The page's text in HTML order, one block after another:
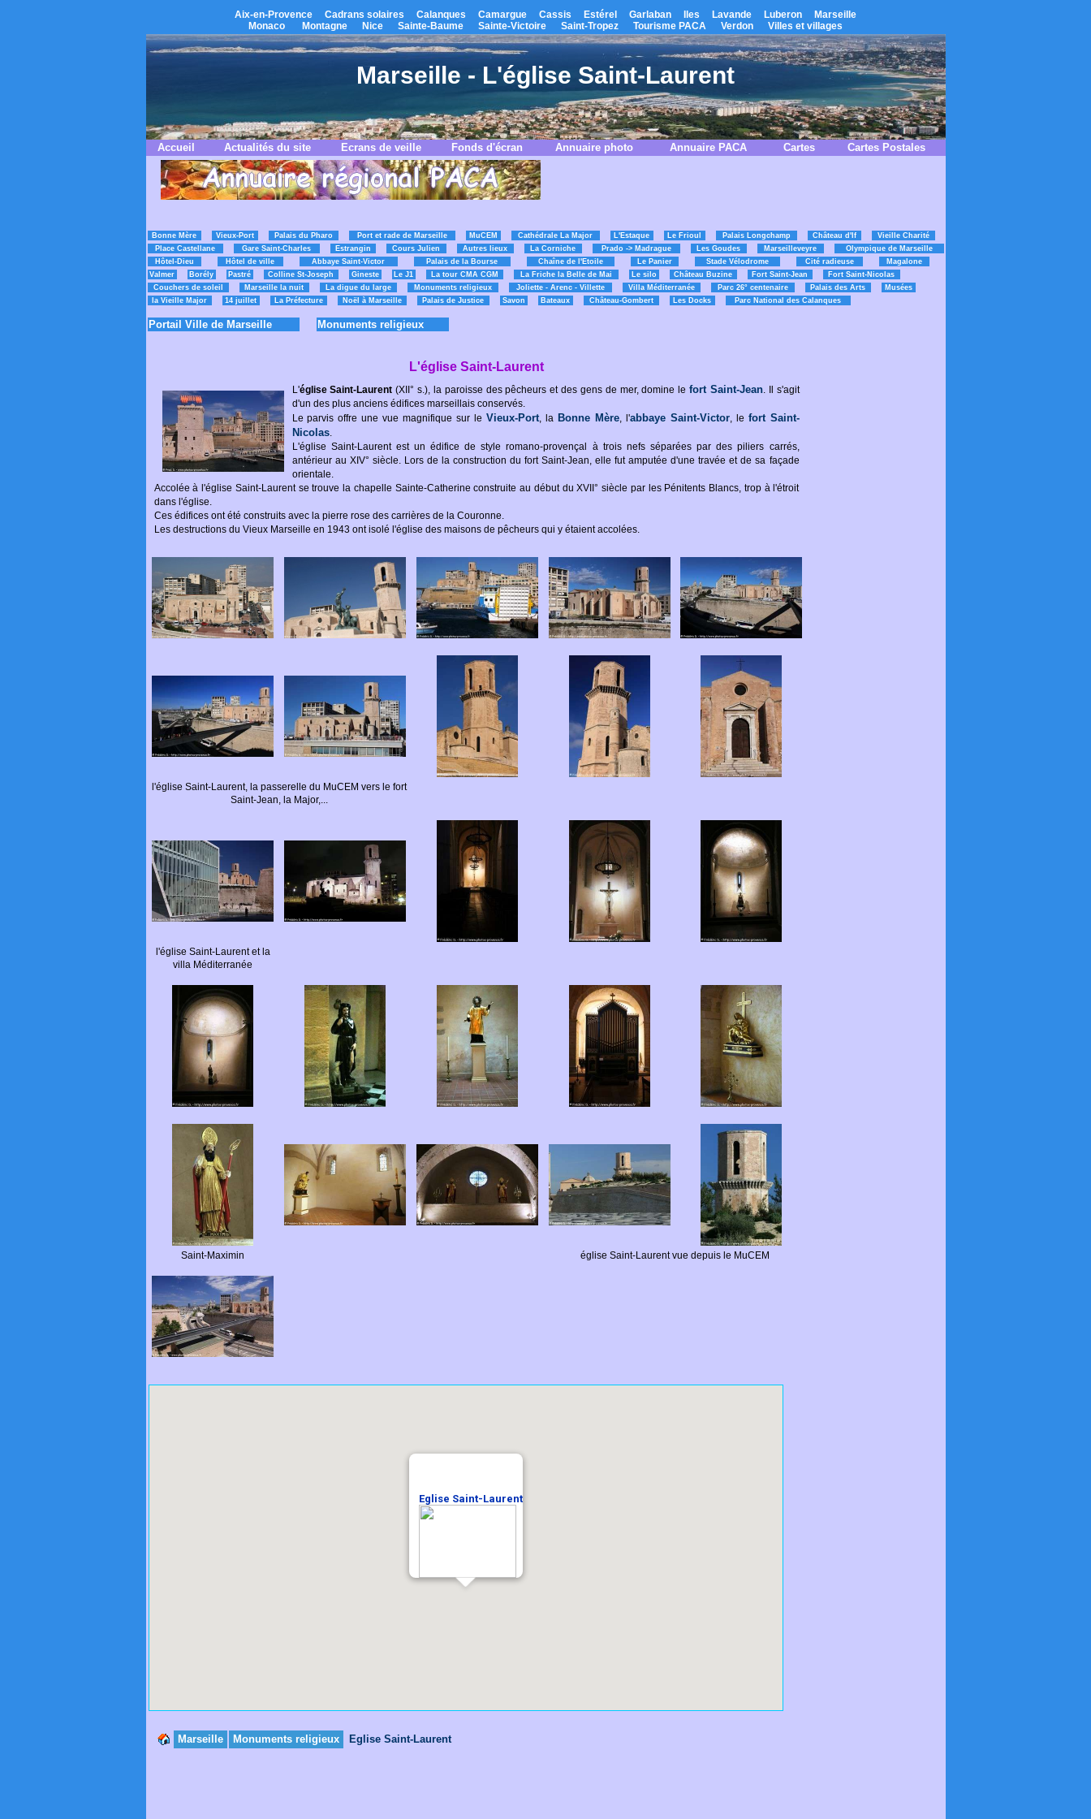
Aix-en-Provence Cadrans solaires Calanques Camargue Cassis Estérel Garlaban Iles Lavande Luberon
Marseille
Monaco
Montagne Nice Sainte-Baume Sainte-Victoire Saint-Tropez Tourisme PACA Verdon Villes et villages
Marseille - L'église Saint-Laurent
Accueil Actualités du site Ecrans de veille Fonds d'écran Annuaire photo Annuaire PACA Cartes Cartes Postales
Bonne Mère Vieux-Port Palais du Pharo Port et rade de Marseille MuCEM Cathédrale La Major L'Estaque Le Frioul Palais Longchamp Château d'If
Vieille Charité
Place Castellane
Gare Saint-Charles Estrangin Cours Julien Autres lieux La Corniche Prado -> Madrague Les Goudes Marseilleveyre
Olympique de Marseille
Hôtel-Dieu
Hôtel de ville Abbaye Saint-Victor Palais de la Bourse Chaîne de l'Etoile Le Panier Stade Vélodrome Cité radieuse
Magalone
Valmer
Borély Pastré Colline St-Joseph Gineste Le J1 La tour CMA CGM La Friche la Belle de Mai Le silo Château Buzine Fort Saint-Jean
Fort Saint-Nicolas
Couchers de soleil
Marseille la nuit La digue du large Monuments religieux Joliette - Arenc - Villette Villa Méditerranée Parc 26° centenaire Palais des Arts
Musées
la Vieille Major
14 juillet La Préfecture Noël à Marseille Palais de Justice Savon Bateaux Château-Gombert Les Docks Parc National des Calanques
Portail Ville de Marseille Monuments religieux
L'église Saint-Laurent
L'église Saint-Laurent (XII° s.), la paroisse des pêcheurs et des gens de mer, domine lefort Saint-Jean. Il s'agit
d'un des plus anciens édifices marseillais conservés.
Le parvis offre une vue magnifique sur le Vieux-Port, la Bonne Mère, l'abbaye Saint-Victor, le fort Saint-
Nicolas.
L'église Saint-Laurent est un édifice de style romano-provençal à trois nefs séparées par des piliers carrés,
antérieur au XIV° siècle. Lors de la construction du fort Saint-Jean, elle fut amputée d'une travée et de sa façade
orientale.
Accolée à l'église Saint-Laurent se trouve la chapelle Sainte-Catherine construite au début du XVII° siècle par les Pénitents Blancs, trop à l'étroit
dans l'église.
Ces édifices ont été construits avec la pierre rose des carrières de la Couronne.
Les destructions du Vieux Marseille en 1943 ont isolé l'église des maisons de pêcheurs qui y étaient accolées.
l'église Saint-Laurent, la passerelle du MuCEM vers le fort
Saint-Jean, la Major,...
l'église Saint-Laurent et la
villa Méditerranée
Saint-Maximin église Saint-Laurent vue depuis le MuCEM
Eglise Saint-Laurent
Marseille Monuments religieux Eglise Saint-Laurent